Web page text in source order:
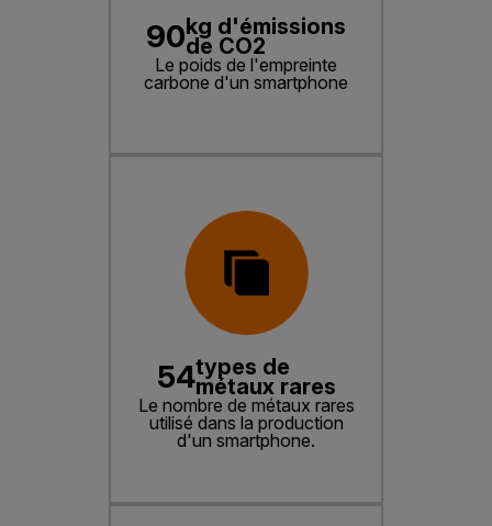
90kg d'émissions
de CO2
Le poids de l'empreinte
carbone d'un smartphone
54types de
métaux rares
Le nombre de métaux rares
utilisé dans la production
d'un smartphone.